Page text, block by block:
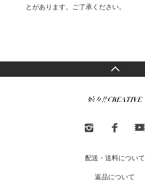
とがあります。ご了承ください。
配送・送料について
返品について